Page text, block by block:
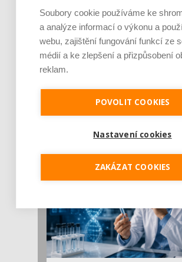
Je jen pro sportovce, přiberu po
stravě ho mám dostatek. Znáte
Pojem protein již nějakou dobu
se o ně...
Soubory cookie používáme ke
a analýze informací o výkonu a
webu, zajištění fungování funkcí ze
médií a ke zlepšení a přizpůsobení
reklam.
POVOLIT COOKIES
Nastavení cookies
ZAKÁZAT COOKIES